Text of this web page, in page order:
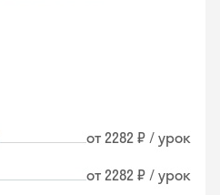
от 2282 ₽ / урок
от 2282 ₽ / урок